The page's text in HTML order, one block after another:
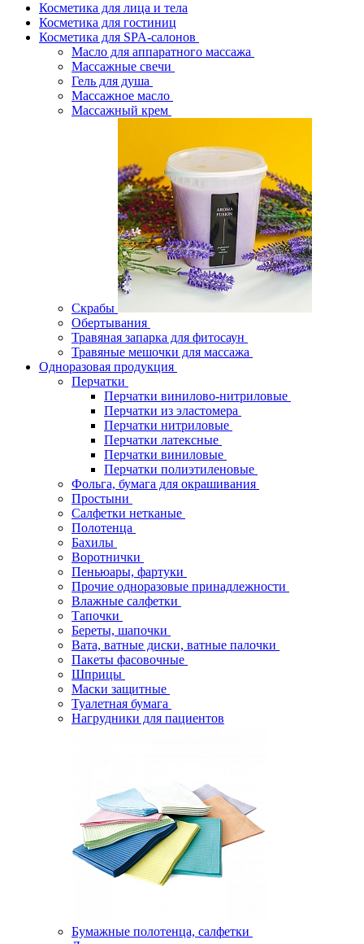
Косметика для лица и тела
Косметика для гостиниц
Косметика для SPA-салонов
Масло для аппаратного массажа
Массажные свечи
Гель для душа
Массажное масло
Массажный крем
Скрабы
Обертывания
Травяная запарка для фитосаун
Травяные мешочки для массажа
Одноразовая продукция
Перчатки
Перчатки винилово-нитриловые
Перчатки из эластомера
Перчатки нитриловые
Перчатки латексные
Перчатки виниловые
Перчатки полиэтиленовые
Фольга, бумага для окрашивания
Простыни
Салфетки нетканые
Полотенца
Бахилы
Воротнички
Пеньюары, фартуки
Прочие одноразовые принадлежности
Влажные салфетки
Тапочки
Береты, шапочки
Вата, ватные диски, ватные палочки
Пакеты фасовочные
Шприцы
Маски защитные
Туалетная бумага
Нагрудники для пациентов
Бумажные полотенца, салфетки